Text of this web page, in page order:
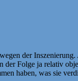
der
der Folge ja relativ
haben, was sie